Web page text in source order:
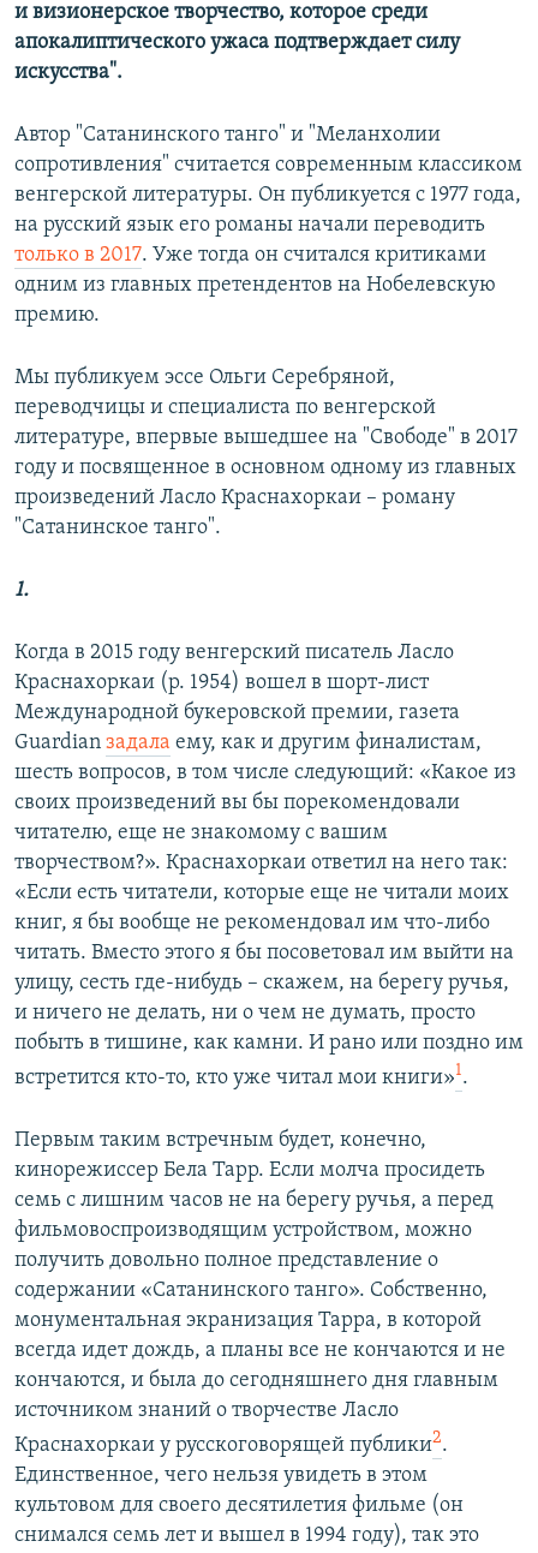
и визионерское творчество, которое среди
апокалиптического ужаса подтверждает силу
искусства".
Автор "Сатанинского танго" и "Меланхолии
сопротивления" считается современным классиком
венгерской литературы. Он публикуется с 1977 года,
на русский язык его романы начали переводить
только в 2017. Уже тогда он считался критиками
одним из главных претендентов на Нобелевскую
премию.
Мы публикуем эссе Ольги Серебряной,
переводчицы и специалиста по венгерской
литературе, впервые вышедшее на "Свободе" в 2017
году и посвященное в основном одному из главных
произведений Ласло Краснахоркаи – роману
"Сатанинское танго".
1.
Когда в 2015 году венгерский писатель Ласло
Краснахоркаи (р. 1954) вошел в шорт-лист
Международной букеровской премии, газета
Guardian задала ему, как и другим финалистам,
шесть вопросов, в том числе следующий: «Какое из
своих произведений вы бы порекомендовали
читателю, еще не знакомому с вашим
творчеством?». Краснахоркаи ответил на него так:
«Если есть читатели, которые еще не читали моих
книг, я бы вообще не рекомендовал им что-либо
читать. Вместо этого я бы посоветовал им выйти на
улицу, сесть где-нибудь – скажем, на берегу ручья,
и ничего не делать, ни о чем не думать, просто
побыть в тишине, как камни. И рано или поздно им
встретится кто-то, кто уже читал мои книги»1.
Первым таким встречным будет, конечно,
кинорежиссер Бела Тарр. Если молча просидеть
семь с лишним часов не на берегу ручья, а перед
фильмовоспроизводящим устройством, можно
получить довольно полное представление о
содержании «Сатанинского танго». Собственно,
монументальная экранизация Тарра, в которой
всегда идет дождь, а планы все не кончаются и не
кончаются, и была до сегодняшнего дня главным
источником знаний о творчестве Ласло
Краснахоркаи у русскоговорящей публики2.
Единственное, чего нельзя увидеть в этом
культовом для своего десятилетия фильме (он
снимался семь лет и вышел в 1994 году), так это